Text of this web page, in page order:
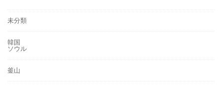
未分類
韓国
ソウル
釜山